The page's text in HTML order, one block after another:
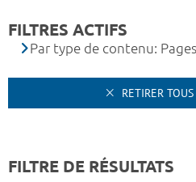
FILTRES ACTIFS
Par type de contenu: Pages
RETIRER
FILTRE DE RÉSULTATS